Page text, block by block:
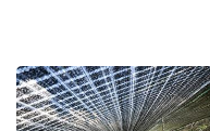
广东 广西
四川 贵州